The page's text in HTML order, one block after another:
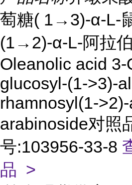
萄糖( 1→3)-α-L-
(1→2)-α-L-阿拉
Oleanolic acid 3-
glucosyl-(1->3)-
rhamnosyl(1-
arabinoside对照
号:103956-33-8
品 >